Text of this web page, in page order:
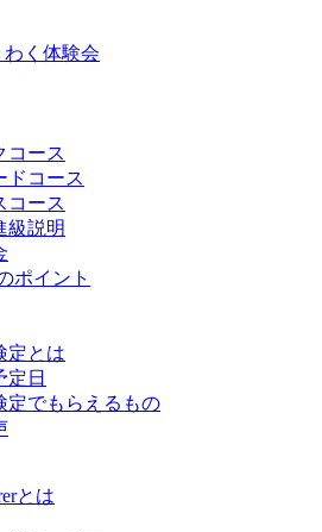
わく体験会
コース
ドコース
コース
級説明
ポイント
定とは
定日
定でもらえるもの
とは